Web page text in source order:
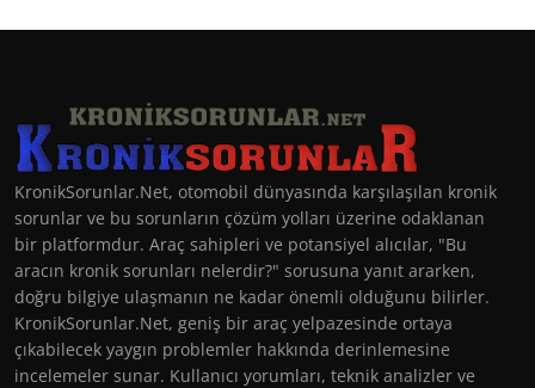
KronikSorunlar.Net, otomobil dünyasında karşılaşılan kronik
sorunlar ve bu sorunların çözüm yolları üzerine odaklanan
bir platformdur. Araç sahipleri ve potansiyel alıcılar, "Bu
aracın kronik sorunları nelerdir?" sorusuna yanıt ararken,
doğru bilgiye ulaşmanın ne kadar önemli olduğunu bilirler.
KronikSorunlar.Net, geniş bir araç yelpazesinde ortaya
çıkabilecek yaygın problemler hakkında derinlemesine
incelemeler sunar. Kullanıcı yorumları, teknik analizler ve